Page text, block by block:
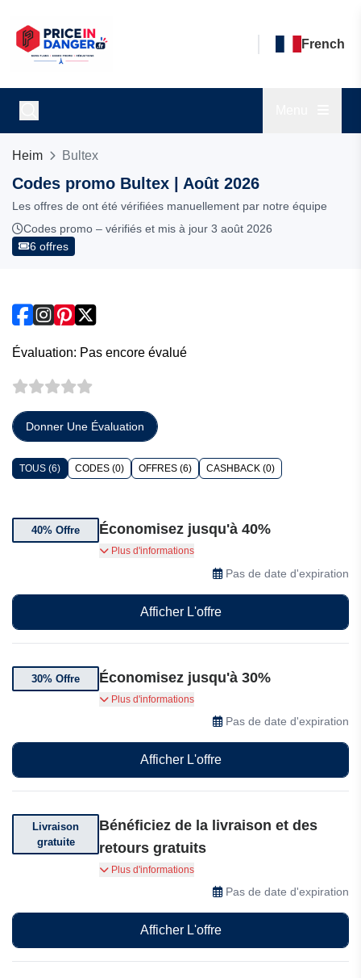
French
Heim Bultex
Codes promo Bultex | Août 2026
Les offres de ont été vérifiées manuellement par notre équipe
Codes promo – vérifiés et mis à jour 3 août 2026
6 offres
Évaluation: Pas encore évalué
Donner Une Évaluation
TOUS (6) CODES (0) OFFRES (6) CASHBACK (0)
40% Offre Économisez jusqu'à 40%
Bénéficiez de 40% de réduction sur une
sélection d'articles Bultex.
Plus d'informations
Pas de date d'expiration
Afficher L'offre
30% Offre Économisez jusqu'à 30%
Bénéficiez jusqu'à 30% de réduction sur une
sélection de produits Bultex
Plus d'informations
Pas de date d'expiration
Afficher L'offre
Livraison
gratuite
Bénéficiez de la livraison et des
retours gratuits
Bénéficiez de la livraison gratuite sur votre
commande supérieure à 100 euros
Plus d'informations
Pas de date d'expiration
Afficher L'offre